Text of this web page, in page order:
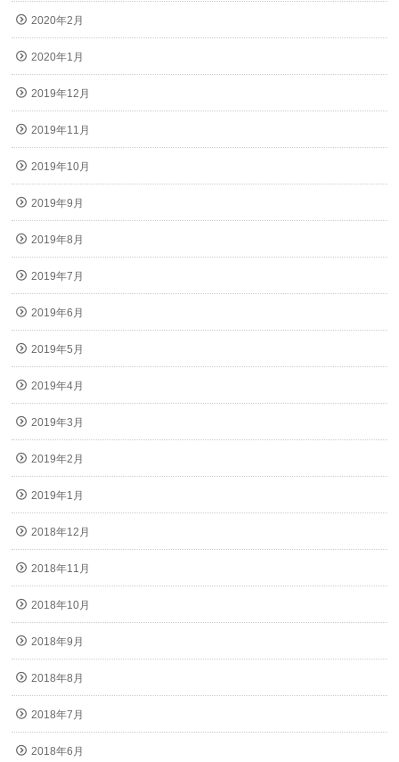
2020年2月
2020年1月
2019年12月
2019年11月
2019年10月
2019年9月
2019年8月
2019年7月
2019年6月
2019年5月
2019年4月
2019年3月
2019年2月
2019年1月
2018年12月
2018年11月
2018年10月
2018年9月
2018年8月
2018年7月
2018年6月